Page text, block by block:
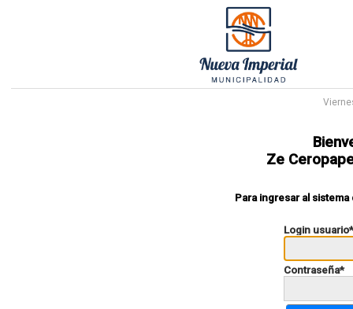
Ze
Para ingresar al
Login usuario*
Contraseña*